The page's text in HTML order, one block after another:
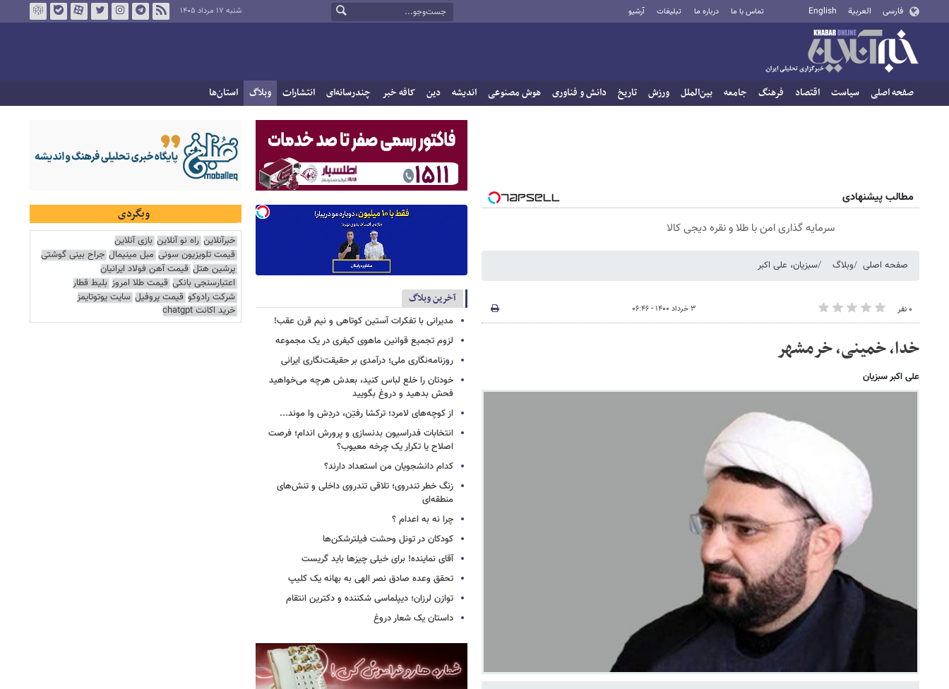
فارسی العربية English تماس با ما درباره ما تبلیغات آرشیو شنبه ۱۷ مرداد ۱۴۰۵
صفحه اصلی سیاست اقتصاد فرهنگ جامعه بین‌الملل ورزش تاریخ دانش و فناوری هوش مصنوعی اندیشه دین کافه خبر چندرسانه‌ای انتشارات وبلاگ استان‌ها
مطالب پیشنهادی
سرمایه گذاری امن با طلا و نقره دیجی کالا
صفحه اصلی وبلاگ سبزیان، علی اکبر
۰ نفر ۳ خرداد ۱۴۰۰ - ۰۶:۴۶
خدا، خمینی، خرمشهر
علی اکبر سبزیان
آخرین وبلاگ
مدیرانی با تفکرات آستین کوتاهی و نیم قرن عقب!
لزوم تجمیع قوانین ماهوی کیفری در یک مجموعه
روزنامه‌نگاری ملی؛ درآمدی بر حقیقت‌نگاری ایرانی
خودتان را خلع لباس کنید، بعدش هرچه می‌خواهید
فحش بدهید و دروغ بگویید
از کوچه‌های لامرد؛ ترکشا رفتِن، دردِش وا موند...
انتخابات فدراسیون بدنسازی و پرورش اندام؛ فرصت
اصلاح یا تکرار یک چرخه معیوب؟
کدام دانشجویان من استعداد دارند؟
زنگ خطر تندروی؛ تلاقی تندروی داخلی و تنش‌های
منطقه‌ای
چرا نه به اعدام ؟
کودکان در تونل وحشت فیلترشکن‌ها
آقای نماینده! برای خیلی چیزها باید گریست
تحقق وعده صادق نصر الهی به بهانه یک کلیپ
توازن لرزان؛ دیپلماسی شکننده و دکترین انتقام
داستان یک شعار دروغ
وبگردی
خبرآنلاین راه نو آنلاین بازی آنلاین
قیمت تلویزیون سونی مبل مینیمال جراح بینی گوشتی
پرشین هتل قیمت آهن فولاد ایرانیان
اعتبارسنجی بانکی قیمت طلا امروز بلیط قطار
شرکت رادوکو قیمت پروفیل سایت یوتوتایمز
خرید اکانت chatgpt